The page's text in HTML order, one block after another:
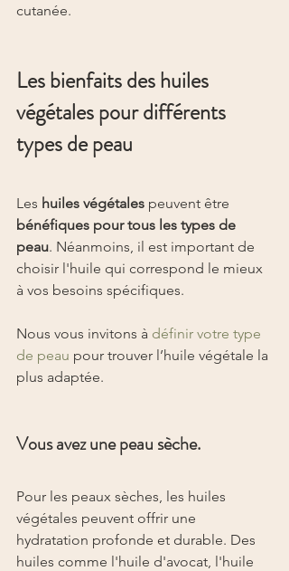
cutanée.
Les bienfaits des huiles
végétales pour différents
types de peau
Les huiles végétales peuvent être
bénéfiques pour tous les types de
peau. Néanmoins, il est important de
choisir l'huile qui correspond le mieux
à vos besoins spécifiques.
Nous vous invitons à définir votre type
de peau pour trouver l’huile végétale la
plus adaptée.
Vous avez une peau sèche.
Pour les peaux sèches, les huiles
végétales peuvent offrir une
hydratation profonde et durable. Des
huiles comme l'huile d'avocat, l'huile